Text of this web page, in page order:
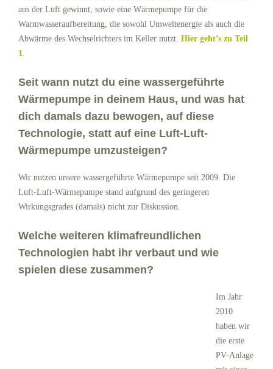
aus der Luft gewinnt, sowie eine Wärmepumpe für die
Warmwasseraufbereitung, die sowohl Umweltenergie als auch die
Abwärme des Wechselrichters im Keller nutzt. Hier geht’s zu Teil
1
Seit wann nutzt du eine wassergeführte
Wärmepumpe in deinem Haus, und was hat
dich damals dazu bewogen, auf diese
Technologie, statt auf eine Luft-Luft-
Wärmepumpe umzusteigen?
Wir nutzen unsere wassergeführte Wärmepumpe seit 2009. Die
Luft-Luft-Wärmepumpe stand aufgrund des geringeren
Wirkungsgrades (damals) nicht zur Diskussion.
Welche weiteren klimafreundlichen
Technologien habt ihr verbaut und wie
spielen diese zusammen?
Im Jahr
2010
haben wir
die erste
PV-Anlage